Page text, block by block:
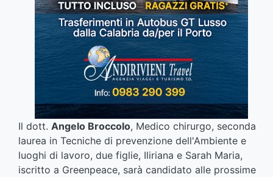
Il dott. Angelo Broccolo, Medico chirurgo, seconda
laurea in Tecniche di prevenzione dell'Ambiente e
luoghi di lavoro, due figlie, Iliriana e Sarah Maria,
iscritto a Greenpeace, sarà candidato alle prossime